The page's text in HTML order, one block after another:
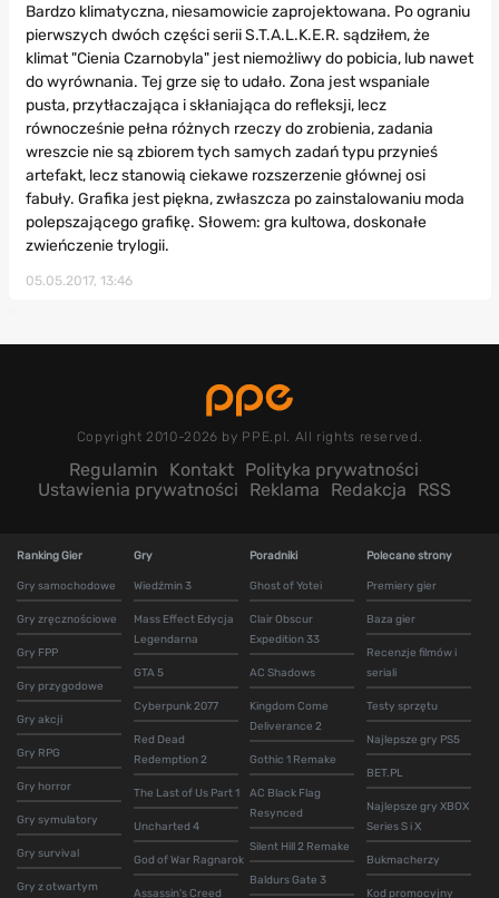
Bardzo klimatyczna, niesamowicie zaprojektowana. Po ograniu
pierwszych dwóch części serii S.T.A.L.K.E.R. sądziłem, że
klimat "Cienia Czarnobyla" jest niemożliwy do pobicia, lub nawet
do wyrównania. Tej grze się to udało. Zona jest wspaniale
pusta, przytłaczająca i skłaniająca do refleksji, lecz
równocześnie pełna różnych rzeczy do zrobienia, zadania
wreszcie nie są zbiorem tych samych zadań typu przynieś
artefakt, lecz stanowią ciekawe rozszerzenie głównej osi
fabuły. Grafika jest piękna, zwłaszcza po zainstalowaniu moda
polepszającego grafikę. Słowem: gra kultowa, doskonałe
zwieńczenie trylogii.
05.05.2017, 13:46
Copyright 2010-2026 by PPE.pl. All rights reserved.
Regulamin Kontakt Polityka prywatności
Ustawienia prywatności
Reklama Redakcja RSS
Ranking Gier
Gry samochodowe
Gry zręcznościowe
Gry FPP
Gry przygodowe
Gry akcji
Gry RPG
Gry horror
Gry symulatory
Gry survival
Gry z otwartym
Gry
Wiedźmin 3
Mass Effect Edycja
Legendarna
GTA 5
Cyberpunk 2077
Red Dead
Redemption 2
The Last of Us Part 1
Uncharted 4
God of War Ragnarok
Assassin's Creed
Poradniki
Ghost of Yotei
Clair Obscur
Expedition 33
AC Shadows
Kingdom Come
Deliverance 2
Gothic 1 Remake
AC Black Flag
Resynced
Silent Hill 2 Remake
Baldurs Gate 3
Polecane strony
Premiery gier
Baza gier
Recenzje filmów i
seriali
Testy sprzętu
Najlepsze gry PS5
BET.PL
Najlepsze gry XBOX
Series S i X
Bukmacherzy
Kod promocyjny